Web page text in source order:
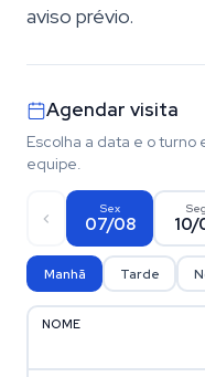
aviso prévio.
Agendar visita
Escolha a data e o
equipe.
Sex
07/08
Seg
10/
Manhã Tarde
NOME